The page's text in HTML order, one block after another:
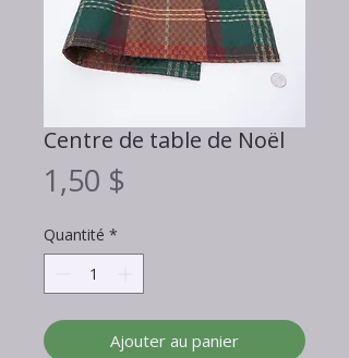
Centre de table de Noël
1,50 $
Quantité *
Ajouter au panier